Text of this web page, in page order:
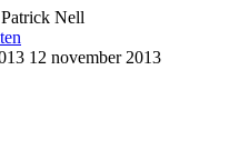
Patrick Nell
12 november 2013